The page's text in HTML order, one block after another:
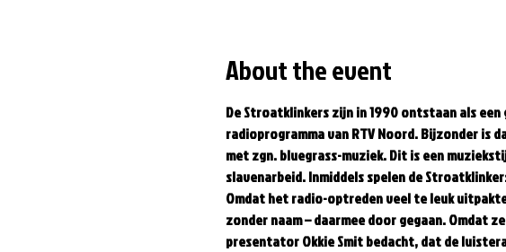
About the event
De Stroatklinkers zijn in 1990 ontstaan als
radioprogramma van RTV Noord. Bijzonder is
met zgn. bluegrass-muziek. Dit is een
slavenarbeid. Inmiddels spelen de
Omdat het radio-optreden veel te leuk
zonder naam – daarmee door gegaan. Omdat
presentator Okkie Smit bedacht, dat de